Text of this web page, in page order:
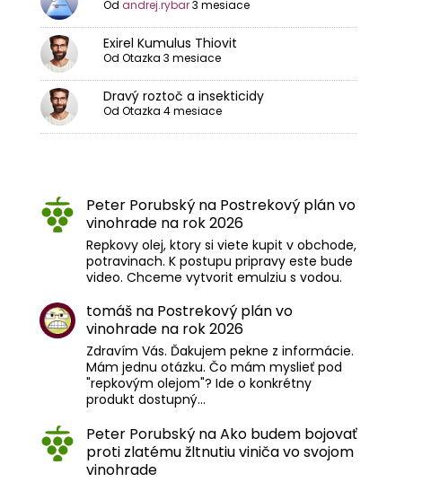
Odandrej.rybar 3 mesiace
Exirel Kumulus Thiovit
OdOtazka 3 mesiace
Dravý roztoč a insekticidy
OdOtazka 4 mesiace
Peter Porubský na Postrekový plán vo
vinohrade na rok 2026
Repkovy olej, ktory si viete kupit v obchode,
potravinach. K postupu pripravy este bude
video. Chceme vytvorit emulziu s vodou.
tomáš na Postrekový plán vo
vinohrade na rok 2026
Zdravím Vás. Ďakujem pekne z informácie.
Mám jednu otázku. Čo mám myslieť pod
"repkovým olejom"? Ide o konkrétny
produkt dostupný…
Peter Porubský naAko budem bojovať
proti zlatému žltnutiu viniča vo svojom
vinohrade